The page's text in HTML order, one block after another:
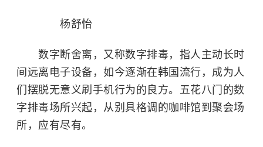
杨舒怡
数字断舍离，又称数字排毒，指人主动长时
间远离电子设备，如今逐渐在韩国流行，成为人
们摆脱无意义刷手机行为的良方。五花八门的数
字排毒场所兴起，从别具格调的咖啡馆到聚会场
所，应有尽有。